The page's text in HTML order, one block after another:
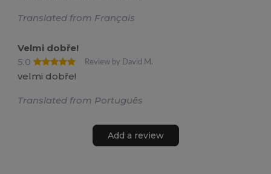
Translated from Français
Velmi dobře!
5.0
Review by David M.
velmi dobře!
Translated from Português
Add a review